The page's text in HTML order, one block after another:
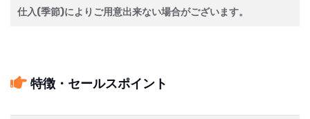
仕入(季節)によりご用意出来ない場合がございます。
特徴・セールスポイント